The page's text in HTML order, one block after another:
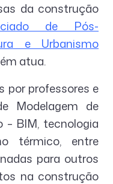
da construção
de Pós-
e Urbanismo
atua.
por professores e
Modelagem de
BIM, tecnologia
térmico, entre
para outros
na construção